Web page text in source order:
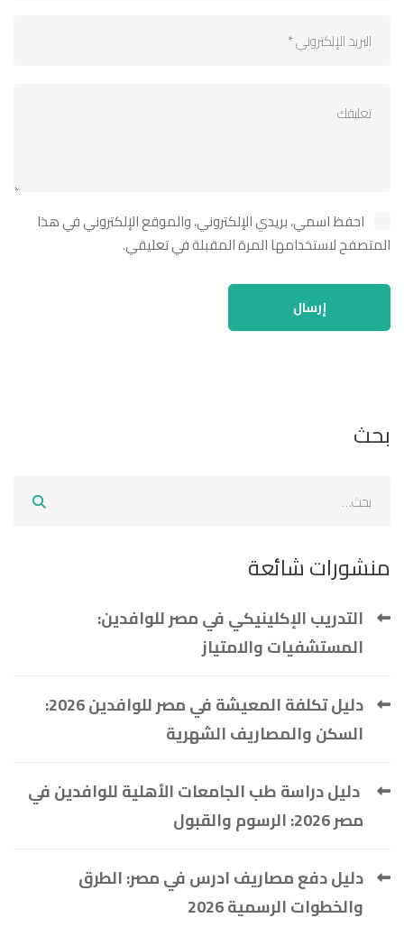
احفظ اسمي، بريدي الإلكتروني، والموقع الإلكتروني في هذا
المتصفح لاستخدامها المرة المقبلة في تعليقي.
بحث
منشورات شائعة
التدريب الإكلينيكي في مصر للوافدين:
المستشفيات والامتياز
دليل تكلفة المعيشة في مصر للوافدين 2026:
السكن والمصاريف الشهرية
دليل دراسة طب الجامعات الأهلية للوافدين في
مصر 2026: الرسوم والقبول
دليل دفع مصاريف ادرس في مصر: الطرق
والخطوات الرسمية 2026